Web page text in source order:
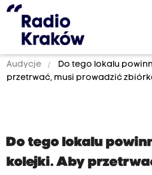
Audycje
Do tego lokalu
przetrwać, musi prowadzić
Do tego lokalu
kolejki. Aby